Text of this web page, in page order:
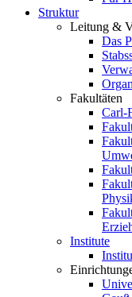
Struktur
Leitung &
Das
Fakultäten
Carl-
Institute